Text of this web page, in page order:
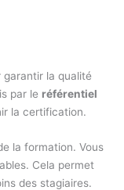
garantir la qualité
par le référentiel
la certification.
la formation. Vous
Cela permet
des stagiaires.